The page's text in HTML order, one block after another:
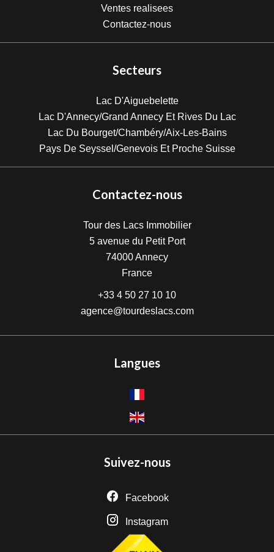
Ventes realisees
Contactez-nous
Secteurs
Lac D'Aiguebelette
Lac D'Annecy/Grand Annecy Et Rives Du Lac
Lac Du Bourget/Chambéry/Aix-Les-Bains
Pays De Seyssel/Genevois Et Proche Suisse
Contactez-nous
Tour des Lacs Immobilier
5 avenue du Petit Port
74000Annecy
France
+33 4 50 27 10 10
agence@tourdeslacs.com
Langues
Suivez-nous
Facebook
Instagram